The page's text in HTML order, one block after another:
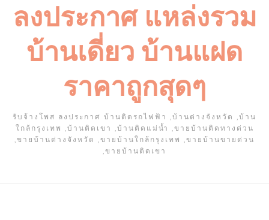
ลงประกาศ แหล่งรวม
บ้านเดี่ยว บ้านแฝด
ราคาถูกสุดๆ
รับจ้างโพส ลงประกาศ บ้านติดรถไฟฟ้า ,บ้านต่างจังหวัด ,บ้าน
ใกล้กรุงเทพ ,บ้านติดเขา ,บ้านติดแม่น้ำ ,ขายบ้านติดทางด่วน
,ขายบ้านต่างจังหวัด ,ขายบ้านใกล้กรุงเทพ ,ขายบ้านขายด่วน
,ขายบ้านติดเขา